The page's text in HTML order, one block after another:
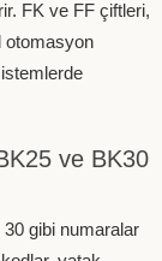
FK ve FF çiftleri,
otomasyon
ve BK30
gibi numaralar